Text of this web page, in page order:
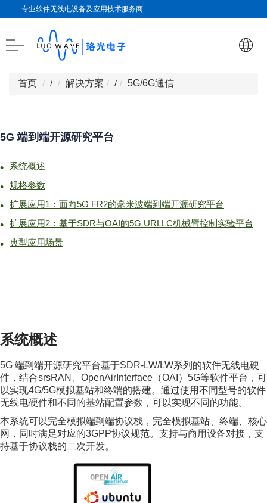
专业软件无线电设备及应用技术服务商
首页 / 解决方案 / 5G/6G通信
5G 端到端开源研究平台
系统概述
规格参数
扩展应用1：面向5G FR2的毫米波端到端开源研究平台
扩展应用2：基于SDR与OAI的5G URLLC机械臂控制实验平台
典型应用场景
系统概述
5G 端到端开源研究平台基于SDR-LW/LW系列的软件无线电硬
件，结合srsRAN、OpenAirInterface（OAI）5G等软件平台，可
以实现4G/5G模拟基站和终端的搭建。通过使用不同型号的软件
无线电硬件和不同的基站配置参数，可以实现不同的功能。
本系统可以完全模拟端到端协议栈，完全模拟基站、终端、核心
网，同时满足对应的3GPP协议规范。支持与商用设备对接，支
持基于协议栈的二次开发。